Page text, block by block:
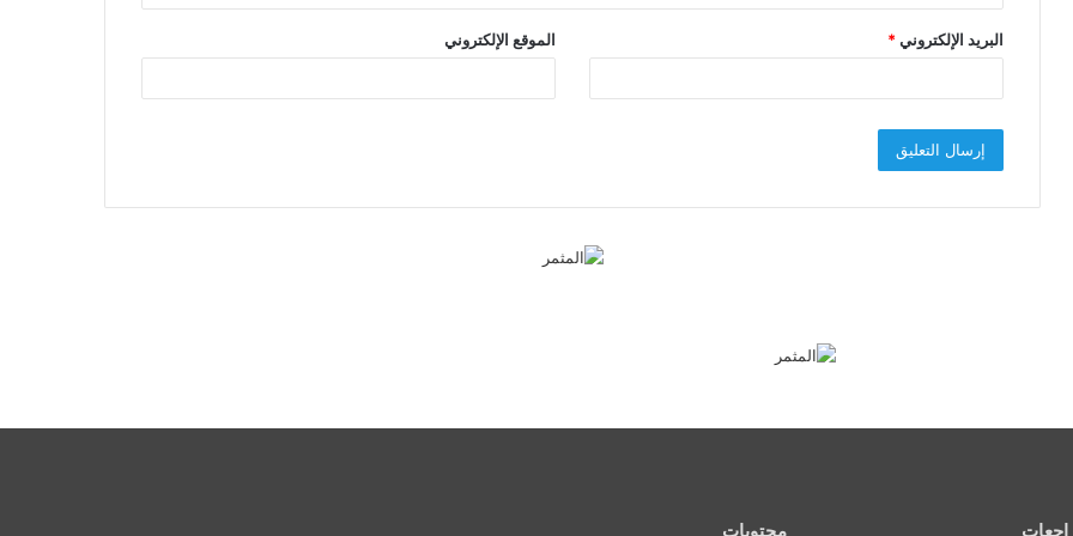
البريد الإلكتروني* الموقع الإلكتروني
محتويات